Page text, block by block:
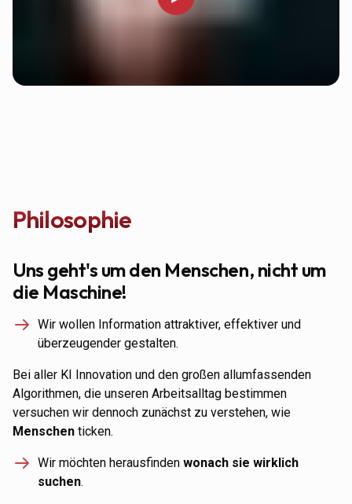
Philosophie
Uns geht's um den Menschen, nicht um
die Maschine!
Wir wollen Information attraktiver, effektiver und
überzeugender gestalten.
Bei aller KI Innovation und den großen allumfassenden
Algorithmen, die unseren Arbeitsalltag bestimmen
versuchen wir dennoch zunächst zu verstehen, wie
Menschen ticken.
Wir möchten herausfinden wonach sie wirklich
suchen.